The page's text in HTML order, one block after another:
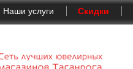
Наши услуги Скидки